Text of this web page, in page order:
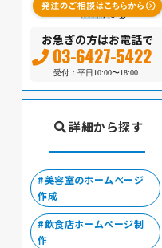
お急ぎの方はお電話で
03-6427-5422
受付：平日10:00〜18:00
詳細から探す
美容室のホームページ
作成
飲食店ホームページ制
作